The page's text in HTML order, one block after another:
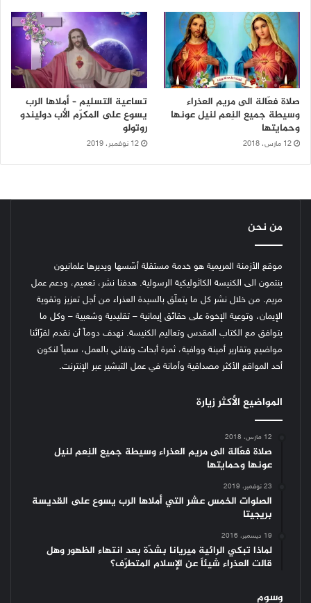
صلاة فعّالة الى مريم العذراء
وسيطة جميع النِعم لنيل عونها
وحمايتها
12 مارس، 2018
تساعية التسليم – أملاها الرب
يسوع على المكرّم الأب دوليندو
روتولو
12 نوفمبر، 2019
من نحن
موقع الأزمنة المريمية هو خدمة مستقلة أسّسها ويديرها علمانيون
ينتمون الى الكنيسة الكاثوليكية الرسولية. هدفنا نشر، تعميم، ودعم عمل
مريم. من خلال نشر كل ما يتعلّق بالسيدة العذراء من أجل تعزيز وتقوية
الإيمان، وتوعية الإخوة على حقائق إيمانية – تقليدية وشعبية – وكل ما
يتوافق مع الكتاب المقدس وتعاليم الكنيسة. نهدف دوماً أن نقدم لقرّائنا
مواضيع وتقارير أمينة ووافية، ثمرة أبحاث وتفاني بالعمل، سعياً لنكون
أحد المواقع الأكثر مصداقية وأمانة في عمل التبشير عبر الإنترنت.
المواضيع الأكثر زيارة
12 مارس، 2018
صلاة فعّالة الى مريم العذراء وسيطة جميع النِعم لنيل
عونها وحمايتها
23 نوفمبر، 2019
الصلوات الخمس عشر التي أملاها الرب يسوع على القديسة
بريجيتا
19 ديسمبر، 2016
لماذا تبكي الرائية ميريانا بشدّة بعد انتهاء الظهور وهل
قالت العذراء شيئاً عن الإسلام المتطرّف؟
وسوم